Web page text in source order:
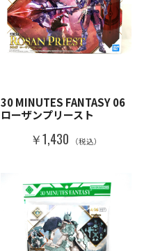
30 MINUTES FANTASY 06
ローザンプリースト
￥1,430 （税込）